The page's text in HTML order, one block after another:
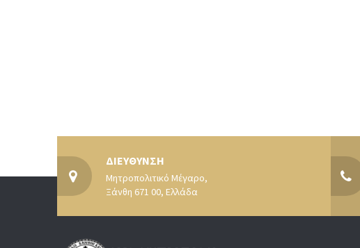
ΔΙΕΥΘΥΝΣΗ
Μητροπολιτικό Μέγαρο,
Ξάνθη 671 00, Ελλάδα